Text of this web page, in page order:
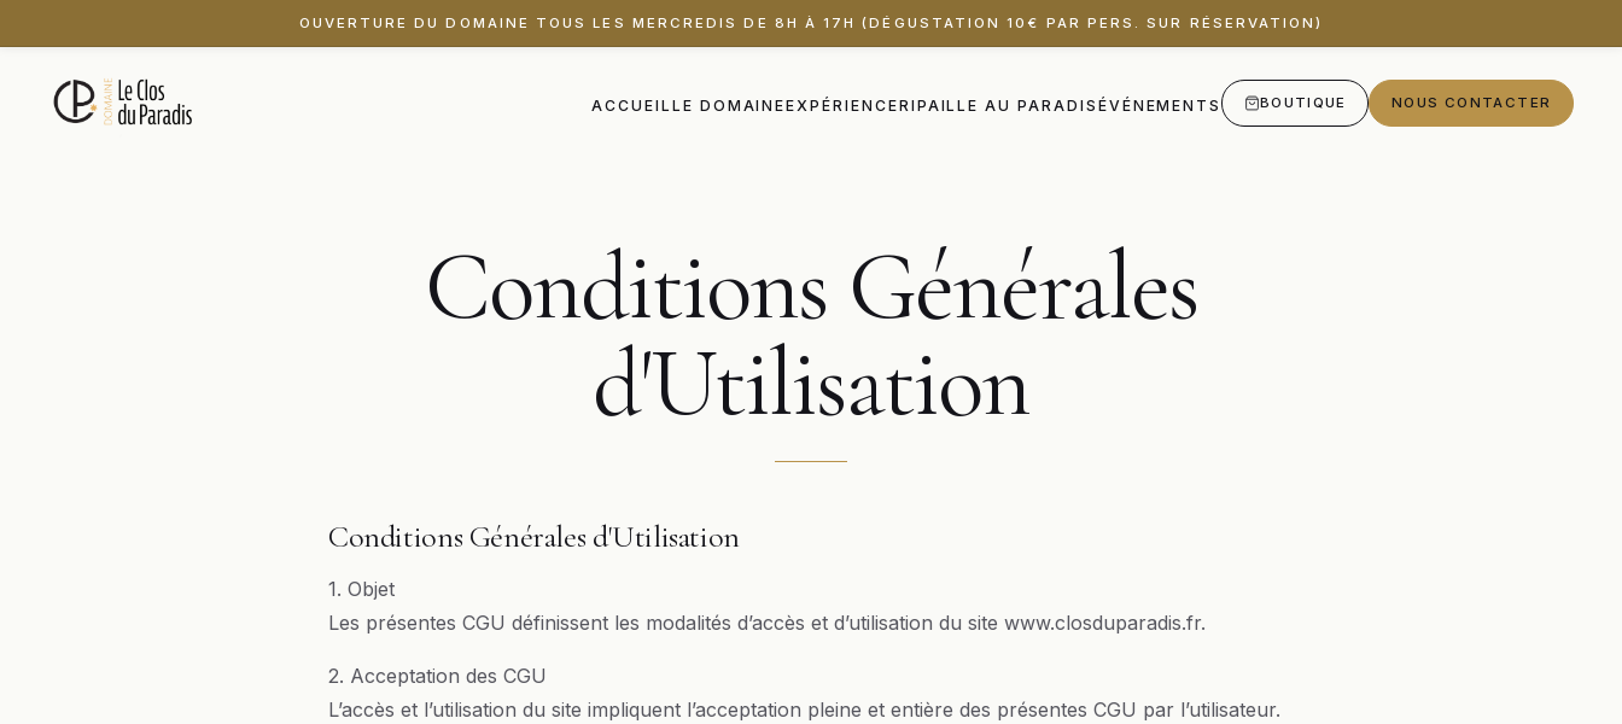
OUVERTURE DU DOMAINE TOUS LES MERCREDIS DE 8H À 17H (DÉGUSTATION 10€ PAR PERS. SUR RÉSERVATION)
ACCUEIL LE DOMAINEEXPÉRIENCERIPAILLE AU PARADIS ÉVÉNEMENTS BOUTIQUE NOUS CONTACTER
Conditions Générales
d'Utilisation
Conditions Générales d'Utilisation
1. Objet
Les présentes CGU définissent les modalités d’accès et d’utilisation du site www.closduparadis.fr.
2. Acceptation des CGU
L’accès et l’utilisation du site impliquent l’acceptation pleine et entière des présentes CGU par l’utilisateur.